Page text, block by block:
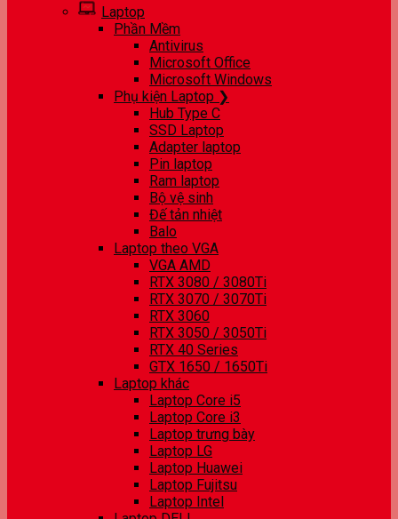
Laptop
Phần Mềm
Antivirus
Microsoft Office
Microsoft Windows
Phụ kiện Laptop ❯
Hub Type C
SSD Laptop
Adapter laptop
Pin laptop
Ram laptop
Bộ vệ sinh
Đế tản nhiệt
Balo
Laptop theo VGA
VGA AMD
RTX 3080 / 3080Ti
RTX 3070 / 3070Ti
RTX 3060
RTX 3050 / 3050Ti
RTX 40 Series
GTX 1650 / 1650Ti
Laptop khác
Laptop Core i5
Laptop Core i3
Laptop trưng bày
Laptop LG
Laptop Huawei
Laptop Fujitsu
Laptop Intel